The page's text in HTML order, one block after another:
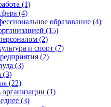
(1)
(4)
образование (4)
(15)
(2)
и спорт (7)
(2)
(3)
(3)
(22)
организации (1)
(3)